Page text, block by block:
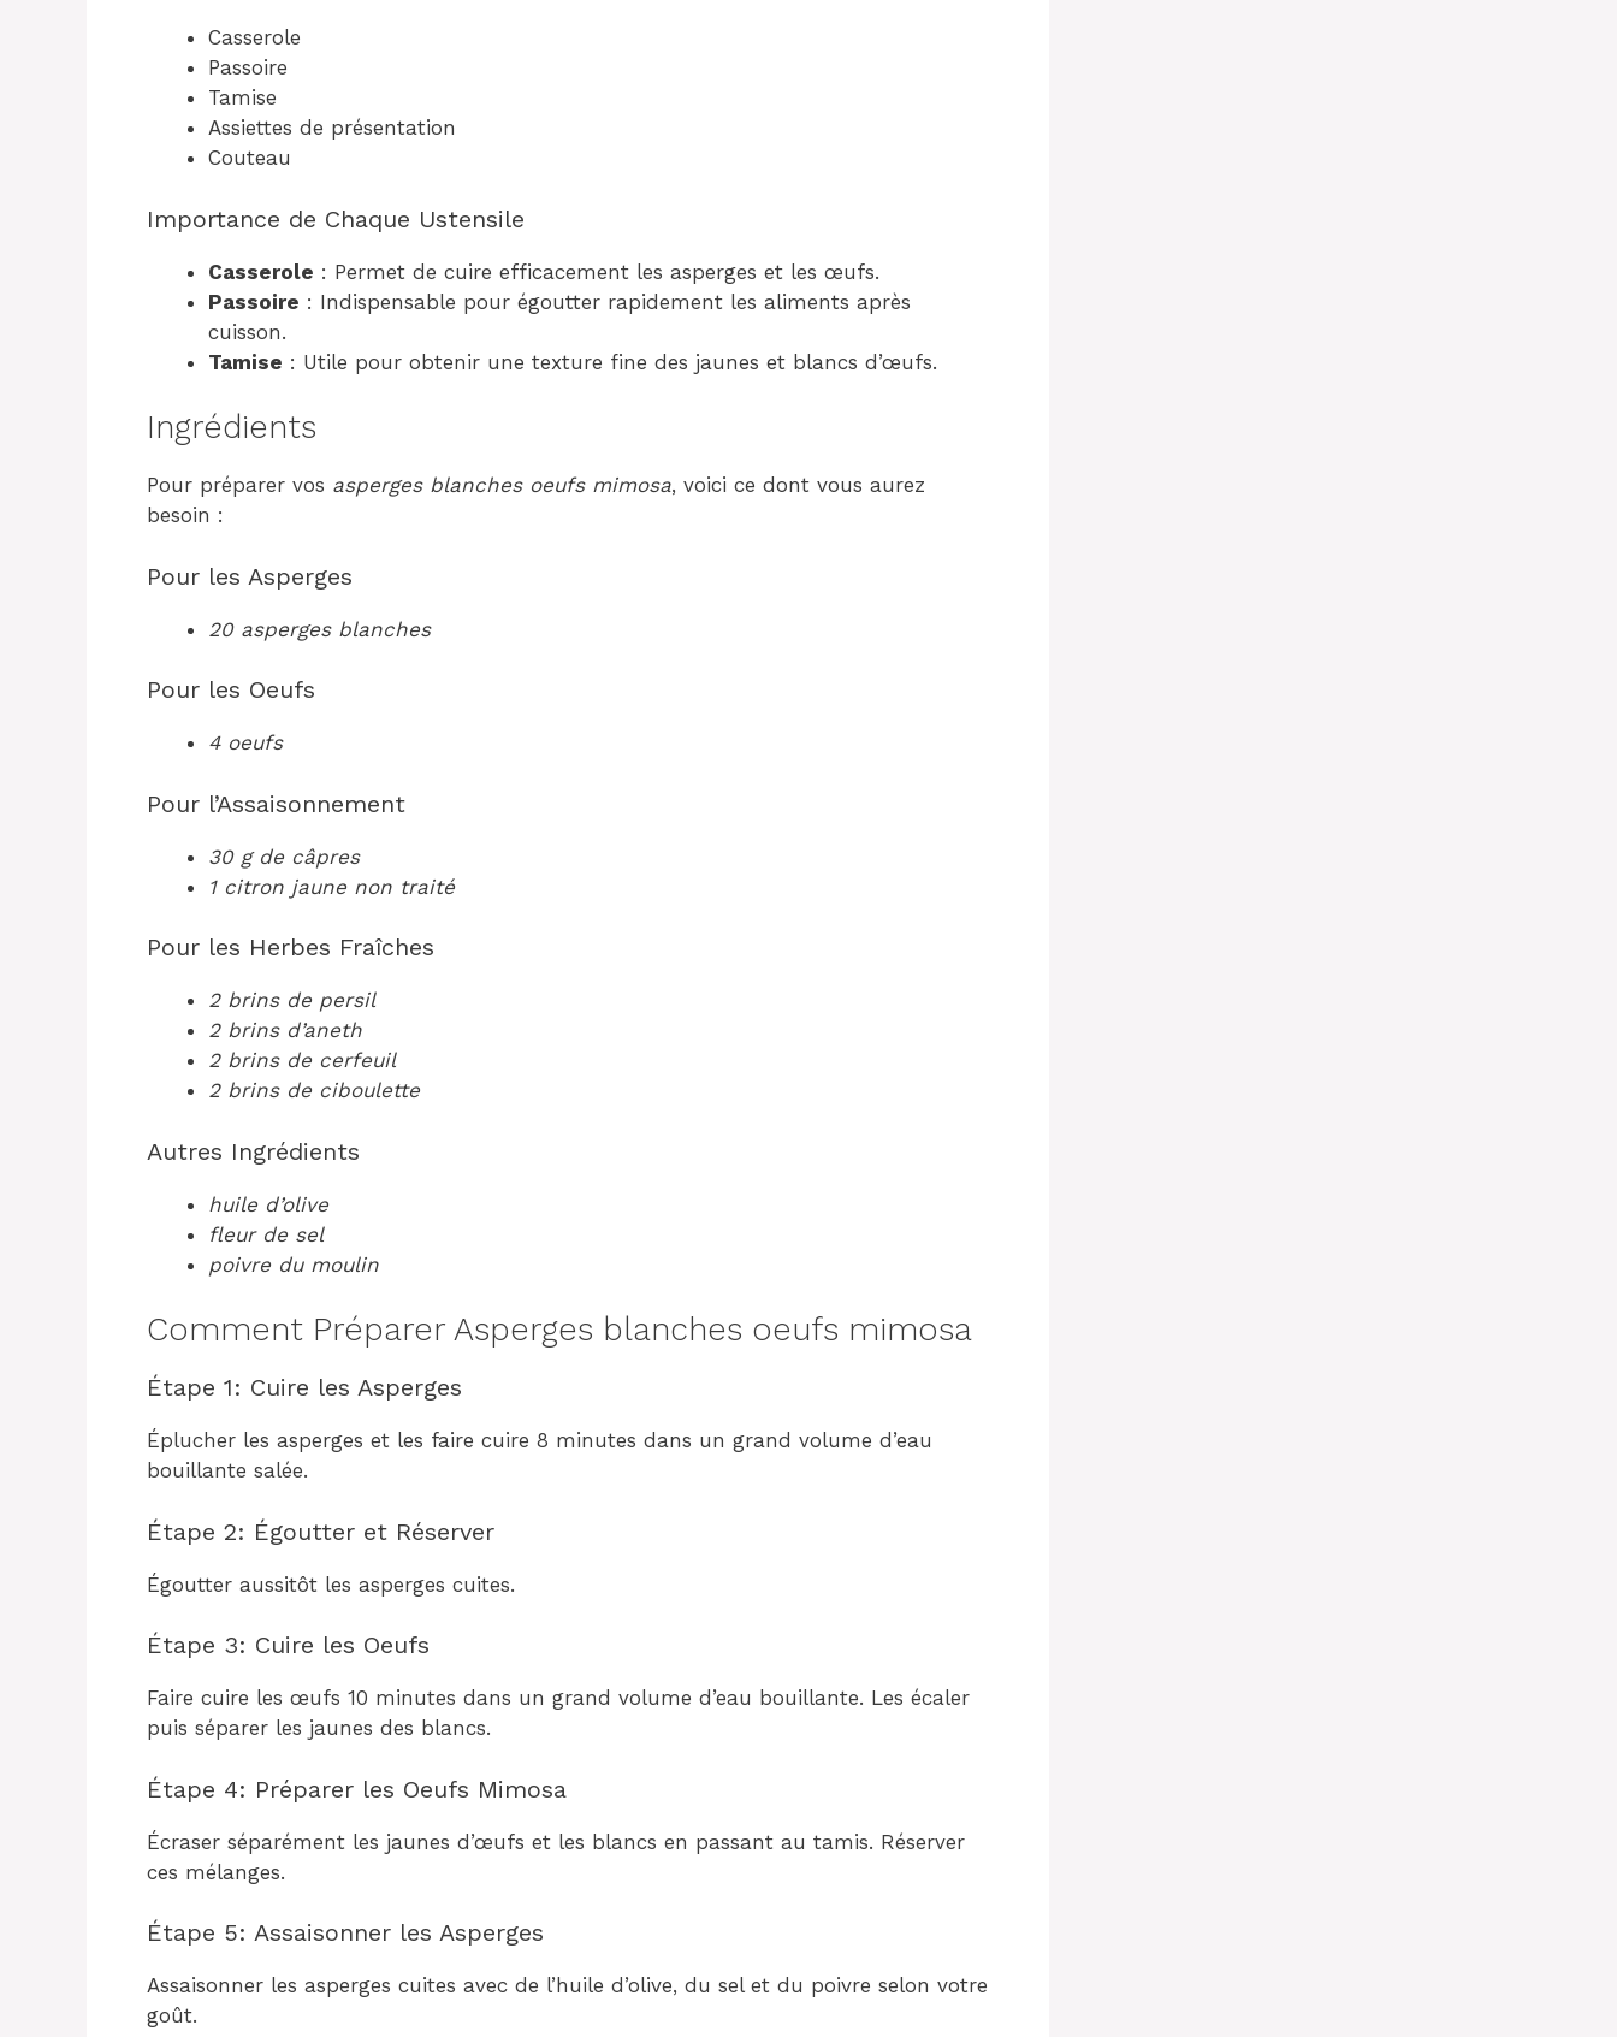
Casserole
Passoire
Tamise
Assiettes de présentation
Couteau
Importance de Chaque Ustensile
Casserole : Permet de cuire efficacement les asperges et les œufs.
Passoire : Indispensable pour égoutter rapidement les aliments après
cuisson.
Tamise : Utile pour obtenir une texture fine des jaunes et blancs d’œufs.
Ingrédients
Pour préparer vos asperges blanches oeufs mimosa, voici ce dont vous aurez
besoin :
Pour les Asperges
20 asperges blanches
Pour les Oeufs
4 oeufs
Pour l’Assaisonnement
30 g de câpres
1 citron jaune non traité
Pour les Herbes Fraîches
2 brins de persil
2 brins d’aneth
2 brins de cerfeuil
2 brins de ciboulette
Autres Ingrédients
huile d’olive
fleur de sel
poivre du moulin
Comment Préparer Asperges blanches oeufs mimosa
Étape 1: Cuire les Asperges
Éplucher les asperges et les faire cuire 8 minutes dans un grand volume d’eau
bouillante salée.
Étape 2: Égoutter et Réserver
Égoutter aussitôt les asperges cuites.
Étape 3: Cuire les Oeufs
Faire cuire les œufs 10 minutes dans un grand volume d’eau bouillante. Les écaler
puis séparer les jaunes des blancs.
Étape 4: Préparer les Oeufs Mimosa
Écraser séparément les jaunes d’œufs et les blancs en passant au tamis. Réserver
ces mélanges.
Étape 5: Assaisonner les Asperges
Assaisonner les asperges cuites avec de l’huile d’olive, du sel et du poivre selon votre
goût.